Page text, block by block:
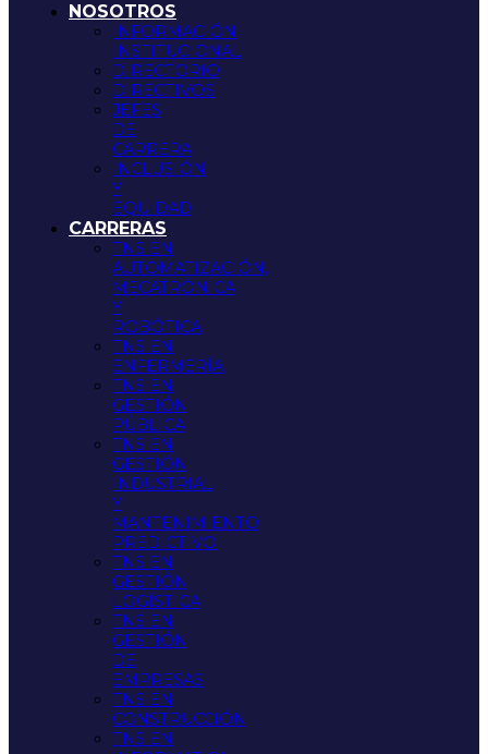
NOSOTROS
INFORMACIÓN
INSTITUCIONAL
DIRECTORIO
DIRECTIVOS
JEFES
DE
CARRERA
INCLUSIÓN
Y
EQUIDAD
CARRERAS
TNS EN
AUTOMATIZACIÓN,
MECATRÓNICA
Y
ROBÓTICA
TNS EN
ENFERMERÍA
TNS EN
GESTIÓN
PÚBLICA
TNS EN
GESTIÓN
INDUSTRIAL
Y
MANTENIMIENTO
PREDICTIVO
TNS EN
GESTIÓN
LOGÍSTICA
TNS EN
GESTIÓN
DE
EMPRESAS
TNS EN
CONSTRUCCIÓN
TNS EN